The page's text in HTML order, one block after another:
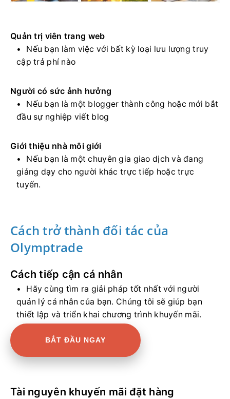
Quản trị viên trang web
Nếu bạn làm việc với bất kỳ loại lưu lượng truy
cập trả phí nào
Người có sức ảnh hưởng
Nếu bạn là một blogger thành công hoặc mới bắt
đầu sự nghiệp viết blog
Giới thiệu nhà môi giới
Nếu bạn là một chuyên gia giao dịch và đang
giảng dạy cho người khác trực tiếp hoặc trực
tuyến.
Cách trở thành đối tác của
Olymptrade
Cách tiếp cận cá nhân
Hãy cùng tìm ra giải pháp tốt nhất với người
quản lý cá nhân của bạn. Chúng tôi sẽ giúp bạn
thiết lập và triển khai chương trình khuyến mãi.
BẮT ĐẦU NGAY
Tài nguyên khuyến mãi đặt hàng